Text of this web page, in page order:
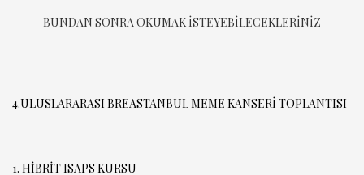
BUNDAN SONRA OKUMAK ISTEYEBILECEKLERINIZ
4.ULUSLARARASI BREASTANBUL MEME KANSERİ TOPLANTISI
1. HIBRIT ISAPS KURSU